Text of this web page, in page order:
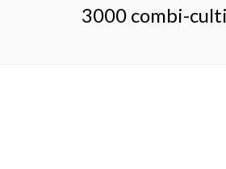
3000 combi-